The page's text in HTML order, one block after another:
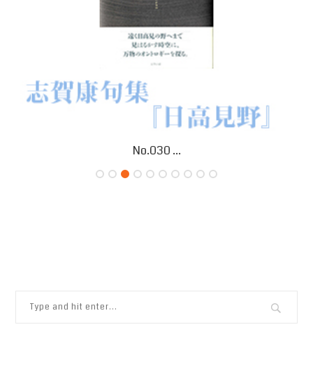
小原眞紀子 B...